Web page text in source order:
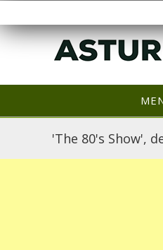
'The 80's Show',